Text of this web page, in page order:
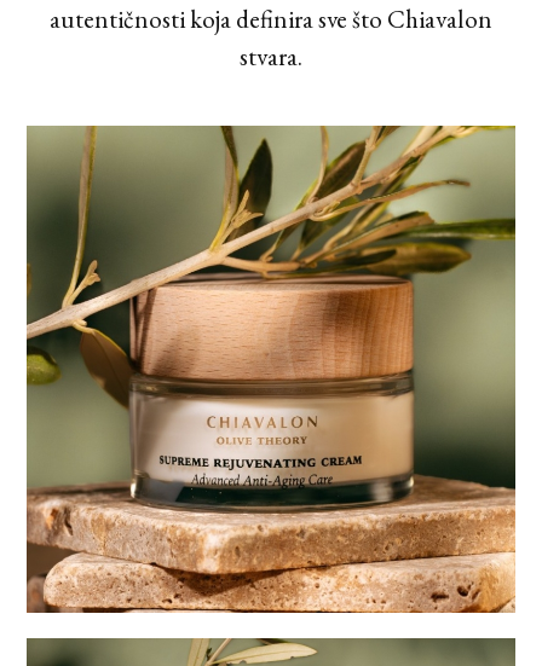
autentičnosti koja definira sve što Chiavalon
stvara.